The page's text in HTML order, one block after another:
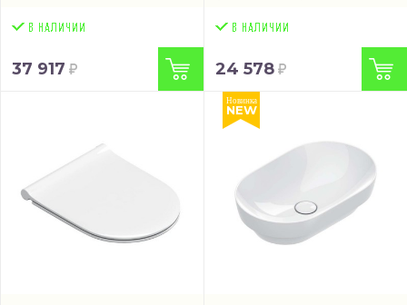
(0514550001)
37 917 24 578
Новинка
NEW